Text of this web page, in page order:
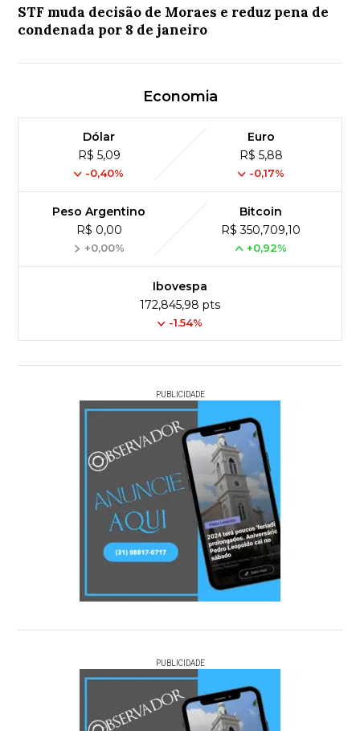
STF muda decisão de Moraes e reduz pena de
condenada por 8 de janeiro
Economia
Dólar
R$ 5,09
-0,40%
Euro
R$ 5,88
-0,17%
Peso Argentino
R$ 0,00
+0,00%
Bitcoin
R$ 350,709,10
+0,92%
Ibovespa
172,845,98 pts
-1.54%
PUBLICIDADE
PUBLICIDADE